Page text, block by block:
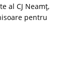
al CJ Neamț,
pentru